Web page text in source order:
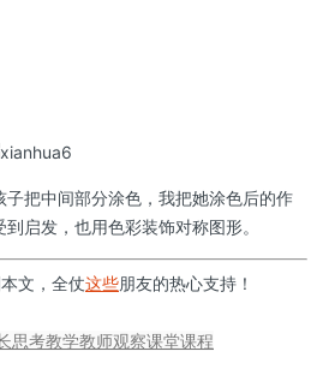
把中间部分涂色，我把她涂色后的作
启发，也用色彩装饰对称图形。
文，全仗这些朋友的热心支持！
思考教学教师观察课堂课程